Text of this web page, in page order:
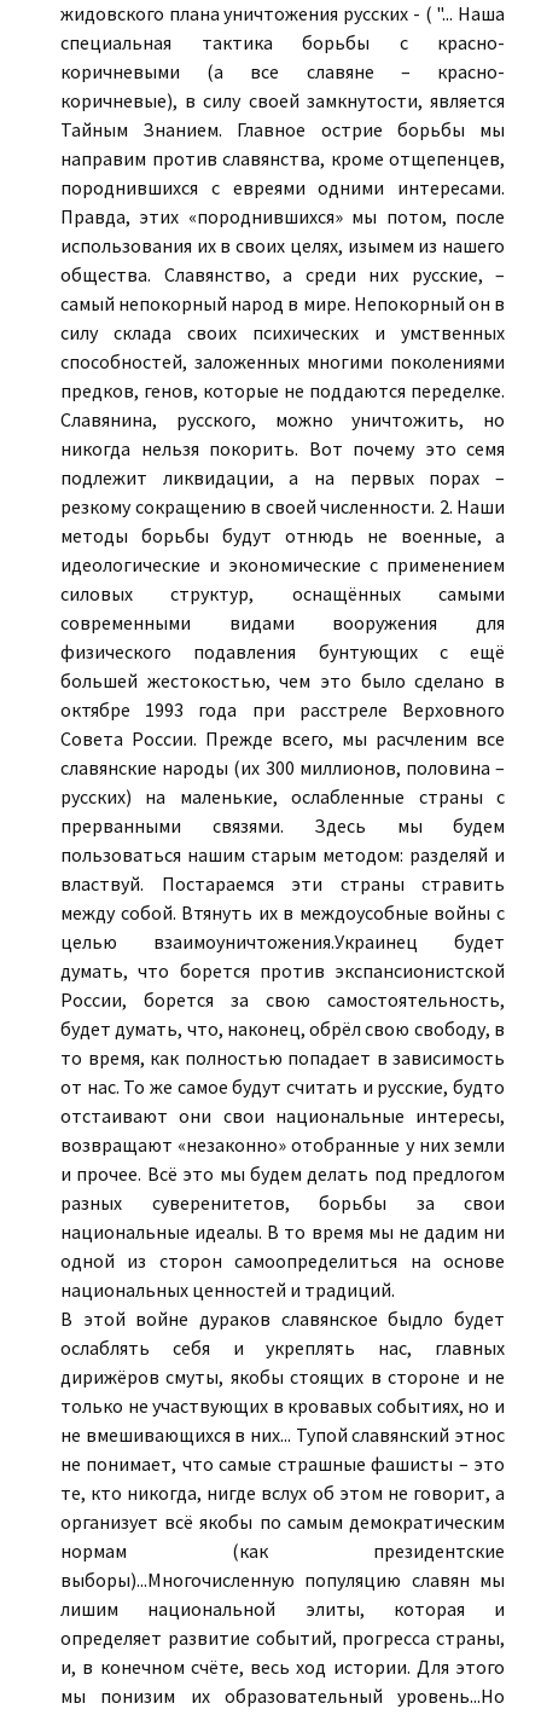
жидовского плана уничтожения русских - ( "... Наша
специальная тактика борьбы с красно-
коричневыми (а все славяне – красно-
коричневые), в силу своей замкнутости, является
Тайным Знанием. Главное острие борьбы мы
направим против славянства, кроме отщепенцев,
породнившихся с евреями одними интересами.
Правда, этих «породнившихся» мы потом, после
использования их в своих целях, изымем из нашего
общества. Славянство, а среди них русские, –
самый непокорный народ в мире. Непокорный он в
силу склада своих психических и умственных
способностей, заложенных многими поколениями
предков, генов, которые не поддаются переделке.
Славянина, русского, можно уничтожить, но
никогда нельзя покорить. Вот почему это семя
подлежит ликвидации, а на первых порах –
резкому сокращению в своей численности. 2. Наши
методы борьбы будут отнюдь не военные, а
идеологические и экономические с применением
силовых структур, оснащённых самыми
современными видами вооружения для
физического подавления бунтующих с ещё
большей жестокостью, чем это было сделано в
октябре 1993 года при расстреле Верховного
Совета России. Прежде всего, мы расчленим все
славянские народы (их 300 миллионов, половина –
русских) на маленькие, ослабленные страны с
прерванными связями. Здесь мы будем
пользоваться нашим старым методом: разделяй и
властвуй. Постараемся эти страны стравить
между собой. Втянуть их в междоусобные войны с
целью взаимоуничтожения.Украинец будет
думать, что борется против экспансионистской
России, борется за свою самостоятельность,
будет думать, что, наконец, обрёл свою свободу, в
то время, как полностью попадает в зависимость
от нас. То же самое будут считать и русские, будто
отстаивают они свои национальные интересы,
возвращают «незаконно» отобранные у них земли
и прочее. Всё это мы будем делать под предлогом
разных суверенитетов, борьбы за свои
национальные идеалы. В то время мы не дадим ни
одной из сторон самоопределиться на основе
национальных ценностей и традиций.
В этой войне дураков славянское быдло будет
ослаблять себя и укреплять нас, главных
дирижёров смуты, якобы стоящих в стороне и не
только не участвующих в кровавых событиях, но и
не вмешивающихся в них... Тупой славянский этнос
не понимает, что самые страшные фашисты – это
те, кто никогда, нигде вслух об этом не говорит, а
организует всё якобы по самым демократическим
нормам (как президентские
выборы)...Многочисленную популяцию славян мы
лишим национальной элиты, которая и
определяет развитие событий, прогресса страны,
и, в конечном счёте, весь ход истории. Для этого
мы понизим их образовательный уровень...Но